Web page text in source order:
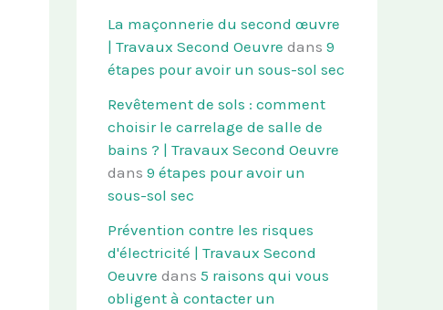
La maçonnerie du second œuvre
| Travaux Second Oeuvre dans 9
étapes pour avoir un sous-sol sec
Revêtement de sols : comment
choisir le carrelage de salle de
bains ? | Travaux Second Oeuvre
dans 9 étapes pour avoir un
sous-sol sec
Prévention contre les risques
d'électricité | Travaux Second
Oeuvre dans 5 raisons qui vous
obligent à contacter un